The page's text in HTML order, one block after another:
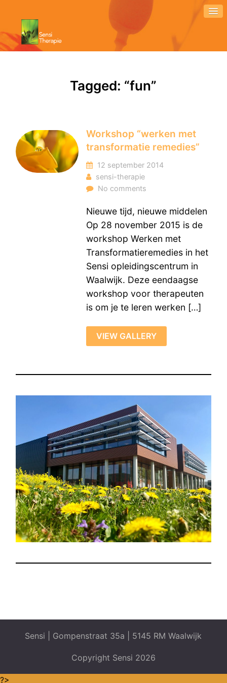
Tagged: “fun”
Workshop “werken met
transformatie remedies”
12 september 2014
sensi-therapie
No comments
Nieuwe tijd, nieuwe middelen
Op 28 november 2015 is de
workshop Werken met
Transformatieremedies in het
Sensi opleidingscentrum in
Waalwijk. Deze eendaagse
workshop voor therapeuten
is om je te leren werken […]
VIEW GALLERY
Sensi | Gompenstraat 35a | 5145 RM Waalwijk
Copyright Sensi 2026
?>